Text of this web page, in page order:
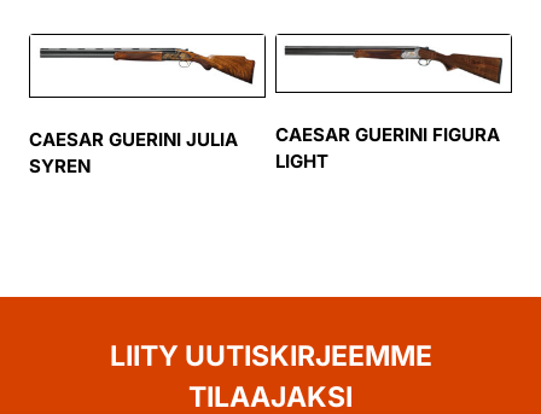
CAESAR GUERINI JULIA
SYREN
CAESAR GUERINI FIGURA
LIGHT
LIITY UUTISKIRJEEMME
TILAAJAKSI